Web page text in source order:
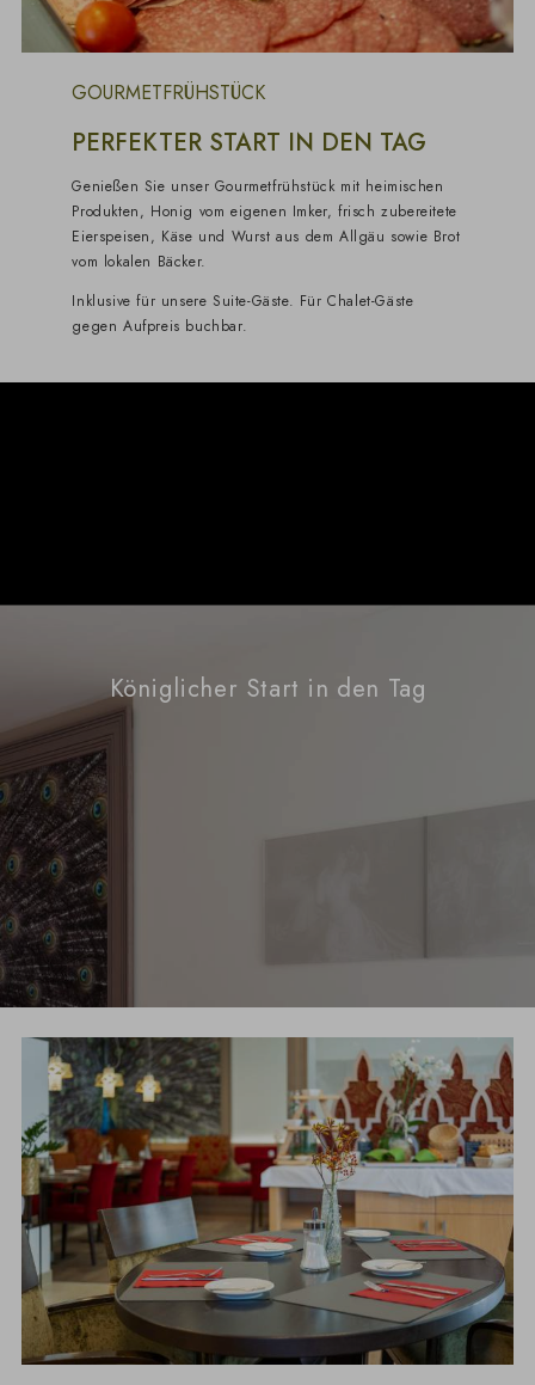
GOURMETFRÜHSTÜCK
PERFEKTER START IN DEN TAG
Genießen Sie unser Gourmetfrühstück mit heimischen
Produkten, Honig vom eigenen Imker, frisch zubereitete
Eierspeisen, Käse und Wurst aus dem Allgäu sowie Brot
vom lokalen Bäcker.
Inklusive für unsere Suite-Gäste. Für Chalet-Gäste
gegen Aufpreis buchbar.
Königlicher Start in den Tag